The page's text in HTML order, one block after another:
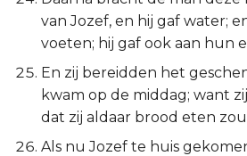
van Jozef, en hij gaf water;
voeten; hij gaf ook aan hun
En zij bereidden het
kwam op de middag; want
dat zij aldaar brood eten
Als nu Jozef te huis